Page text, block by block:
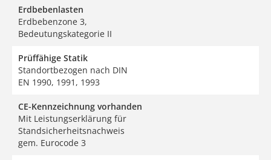
Erdbebenlasten
Erdbebenzone 3,
Bedeutungskategorie II
Prüffähige Statik
Standortbezogen nach DIN
EN 1990, 1991, 1993
CE-Kennzeichnung vorhanden
Mit Leistungserklärung für
Standsicherheitsnachweis
gem. Eurocode 3